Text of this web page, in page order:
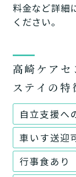
料金など詳細
ください。
高崎ケアセ
ステイの特
自立支援へ
車いす送迎
行事食あり